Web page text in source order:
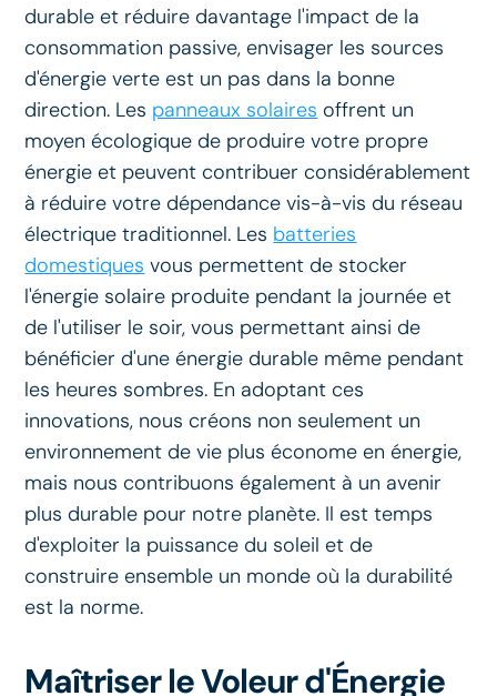
durable et réduire davantage l'impact de la
consommation passive, envisager les sources
d'énergie verte est un pas dans la bonne
direction. Les panneaux solaires offrent un
moyen écologique de produire votre propre
énergie et peuvent contribuer considérablement
à réduire votre dépendance vis-à-vis du réseau
électrique traditionnel. Les batteries
domestiques vous permettent de stocker
l'énergie solaire produite pendant la journée et
de l'utiliser le soir, vous permettant ainsi de
bénéficier d'une énergie durable même pendant
les heures sombres. En adoptant ces
innovations, nous créons non seulement un
environnement de vie plus économe en énergie,
mais nous contribuons également à un avenir
plus durable pour notre planète. Il est temps
d'exploiter la puissance du soleil et de
construire ensemble un monde où la durabilité
est la norme.
Maîtriser le Voleur d'Énergie